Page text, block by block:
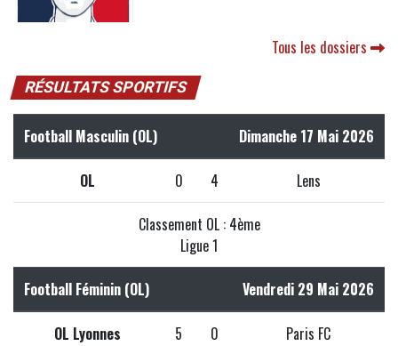
Tous les dossiers
RÉSULTATS SPORTIFS
Football Masculin (OL) Dimanche 17 Mai 2026
OL 0 4 Lens
Classement OL : 4ème
Ligue 1
Football Féminin (OL) Vendredi 29 Mai 2026
OL Lyonnes 5 0 Paris FC